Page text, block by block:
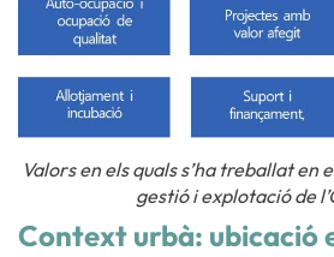
Valors en els quals s’ha treballat en
gestió i explotació de
Context urbà: ubicació